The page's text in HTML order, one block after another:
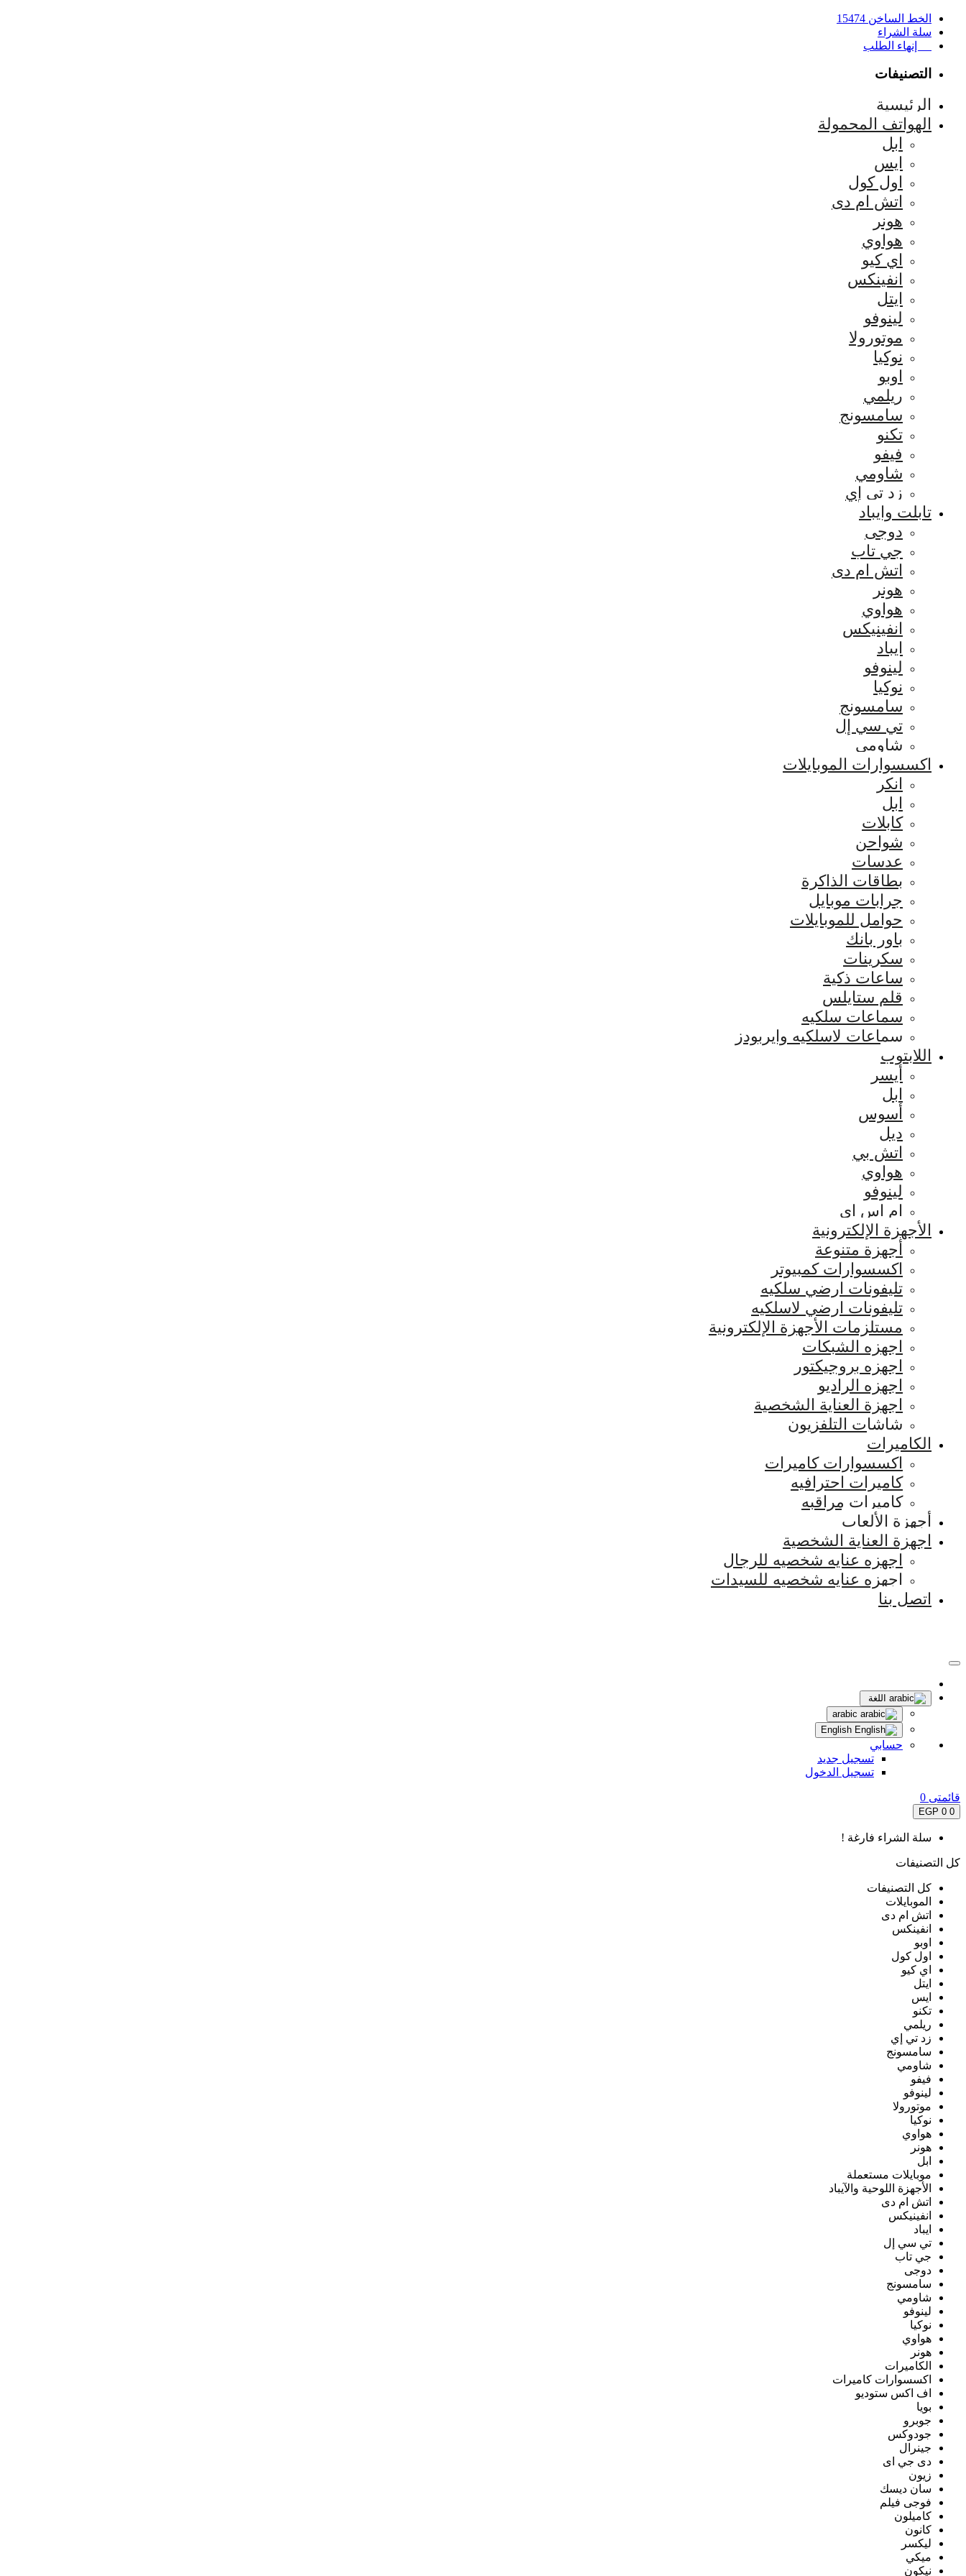
الخط الساخن 15474
سلة الشراء
إنهاء الطلب
التصنيفات
الرئيسية
الهواتف المحمولة
ابل
ايس
اول كول
اتش ام دى
هونر
هواوي
اي كيو
انفينكس
ايتل
لينوفو
موتورولا
نوكيا
اوبو
ريلمي
سامسونج
تكنو
فيفو
شاومي
زد تي إي
تابلت وايباد
دوجى
جي تاب
اتش ام دى
هونر
هواوي
انفينيكس
ايباد
لينوفو
نوكيا
سامسونج
تي سي إل
شاومي
اكسسوارات الموبايلات
انكر
ابل
كابلات
شواحن
عدسات
بطاقات الذاكرة
جرابات موبايل
حوامل للموبايلات
باور بانك
سكرينات
ساعات ذكية
قلم ستايلس
سماعات سلكيه
سماعات لاسلكيه وايربودز
اللابتوب
أيسر
ابل
أسوس
ديل
اتش بي
هواوي
لينوفو
ام اس اي
الأجهزة الإلكترونية
أجهزة متنوعة
اكسسوارات كمبيوتر
تليفونات ارضي سلكيه
تليفونات ارضي لاسلكيه
مستلزمات الأجهزة الإلكترونية
اجهزه الشبكات
اجهزه بروجيكتور
اجهزه الراديو
اجهزة العناية الشخصية
شاشات التلفزيون
الكاميرات
اكسسوارات كاميرات
كاميرات احترافيه
كاميرات مراقبه
أجهزة الألعاب
اجهزة العناية الشخصية
اجهزه عنايه شخصيه للرجال
اجهزه عنايه شخصيه للسيدات
اتصل بنا
اللغة
حسابي
تسجيل جديد
تسجيل الدخول
قائمتى 0
0
0 EGP
سلة الشراء فارغة !
كل التصنيفات
كل التصنيفات
الموبايلات
اتش ام دى
انفينكس
اوبو
اول كول
اي كيو
ايتل
ايس
تكنو
ريلمي
زد تي إي
سامسونج
شاومي
فيفو
لينوفو
موتورولا
نوكيا
هواوي
هونر
ابل
موبايلات مستعملة
الأجهزة اللوحية والآيباد
اتش ام دى
انفينيكس
ايباد
تي سي إل
جي تاب
دوجى
سامسونج
شاومي
لينوفو
نوكيا
هواوي
هونر
الكاميرات
اكسسوارات كاميرات
اف اكس ستوديو
بويا
جوبرو
جودوكس
جينرال
دى جي اى
زيون
سان ديسك
فوجى فيلم
كاميلون
كانون
ليكسر
ميكي
نيكون